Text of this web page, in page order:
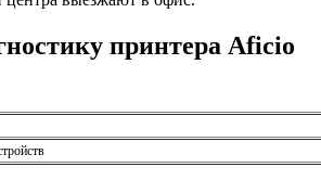
принтера Aficio